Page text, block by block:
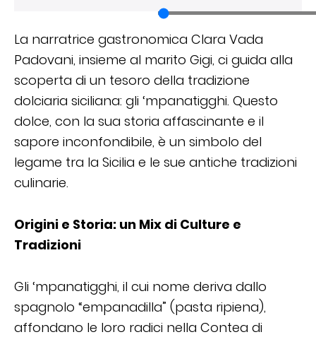
La narratrice gastronomica Clara Vada
Padovani, insieme al marito Gigi, ci guida alla
scoperta di un tesoro della tradizione
dolciaria siciliana: gli ‘mpanatigghi. Questo
dolce, con la sua storia affascinante e il
sapore inconfondibile, è un simbolo del
legame tra la Sicilia e le sue antiche tradizioni
culinarie.
Origini e Storia: un Mix di Culture e
Tradizioni
Gli ‘mpanatigghi, il cui nome deriva dallo
spagnolo “empanadilla” (pasta ripiena),
affondano le loro radici nella Contea di